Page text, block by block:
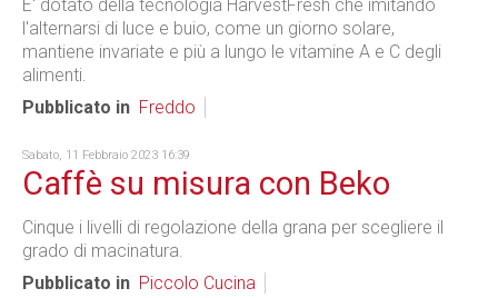
E' dotato della tecnologia HarvestFresh che imitando
l'alternarsi di luce e buio, come un giorno solare,
mantiene invariate e più a lungo le vitamine A e C degli
alimenti.
Pubblicato in Freddo
Sabato, 11 Febbraio 2023 16:39
Caffè su misura con Beko
Cinque i livelli di regolazione della grana per scegliere il
grado di macinatura.
Pubblicato in Piccolo Cucina